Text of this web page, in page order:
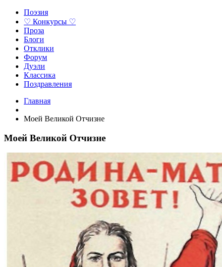
Поэзия
♡ Конкурсы ♡
Проза
Блоги
Отклики
Форум
Дуэли
Классика
Поздравления
Главная
Моей Великой Отчизне
Моей Великой Отчизне